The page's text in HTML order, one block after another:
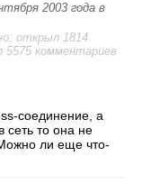
2003 года в
открыл 1814
комментариев
соединение, а
сеть то она не
ли еще что-